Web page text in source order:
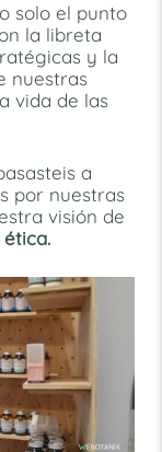
solo el punto
la libreta
y la
nuestras
vida de las
a
por nuestras
visión de